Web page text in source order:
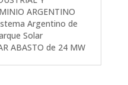
ARGENTINO
Argentino de
Solar
ABASTO de 24 MW